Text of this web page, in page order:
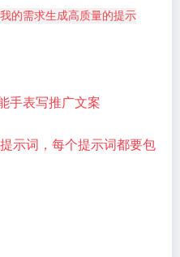
的需求生成高质量的提示
手表写推广文案
示词，每个提示词都要包